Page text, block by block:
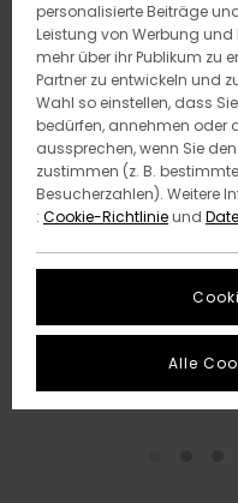
personalisierte Beiträge
Leistung von Werbung
mehr über ihr Publikum zu
Partner zu entwickeln und
Wahl so einstellen, dass
bedürfen, annehmen oder
aussprechen, wenn Sie
zustimmen (z. B.
Besucherzahlen). Weitere
: Cookie-Richtlinieund
Alle